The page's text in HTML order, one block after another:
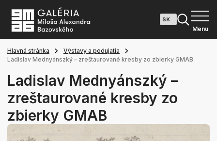
Menu
Hlavná stránka
Výstavy a podujatia
Ladislav Mednyánszký – zreštaurované kresby zo zbierky GMAB
Ladislav Mednyánszký –
zreštaurované kresby zo
zbierky GMAB